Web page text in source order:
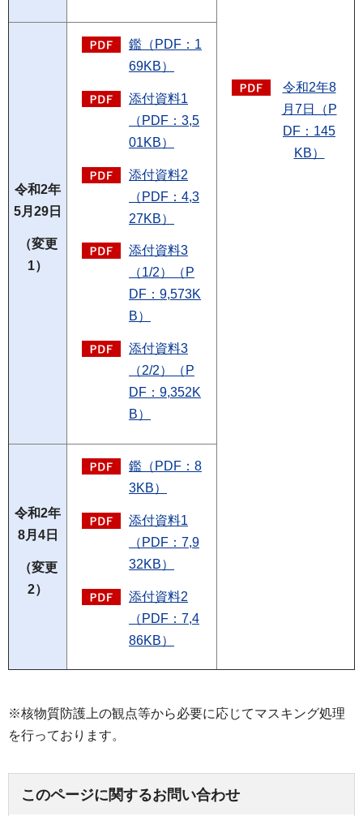
令和2年8
月7日（P
DF：145
KB）
令和2年
5月29日
（変更
1）
鑑（PDF：1
69KB）
添付資料1
（PDF：3,5
01KB）
添付資料2
（PDF：4,3
27KB）
添付資料3
（1/2）（P
DF：9,573K
B）
添付資料3
（2/2）（P
DF：9,352K
B）
令和2年
8月4日
（変更
2）
鑑（PDF：8
3KB）
添付資料1
（PDF：7,9
32KB）
添付資料2
（PDF：7,4
86KB）
※核物質防護上の観点等から必要に応じてマスキング処理
を行っております。
このページに関するお問い合わせ